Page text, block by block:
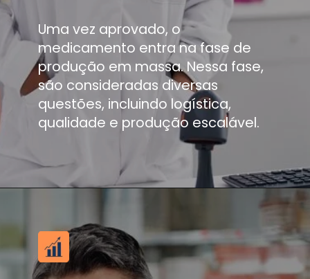
Uma vez aprovado, o
medicamento entra na fase de
produção em massa. Nessa fase,
são consideradas diversas
questões, incluindo logística,
qualidade e produção escalável.